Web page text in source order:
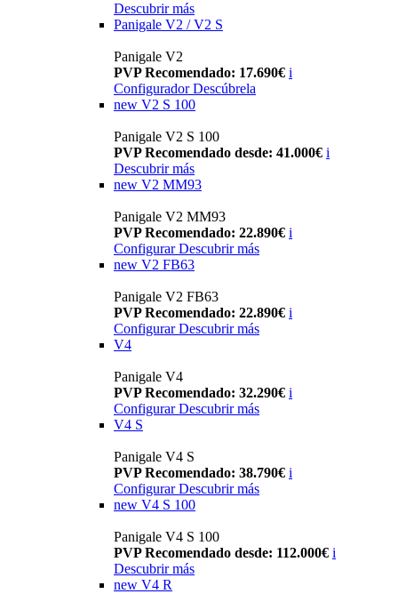
Descubrir más
Panigale V2 / V2 S
Panigale V2
PVP Recomendado: 17.690€ i
Configurador Descúbrela
new V2 S 100
Panigale V2 S 100
PVP Recomendado desde: 41.000€ i
Descubrir más
new V2 MM93
Panigale V2 MM93
PVP Recomendado: 22.890€ i
Configurar Descubrir más
new V2 FB63
Panigale V2 FB63
PVP Recomendado: 22.890€ i
Configurar Descubrir más
V4
Panigale V4
PVP Recomendado: 32.290€ i
Configurar Descubrir más
V4 S
Panigale V4 S
PVP Recomendado: 38.790€ i
Configurar Descubrir más
new V4 S 100
Panigale V4 S 100
PVP Recomendado desde: 112.000€ i
Descubrir más
new V4 R